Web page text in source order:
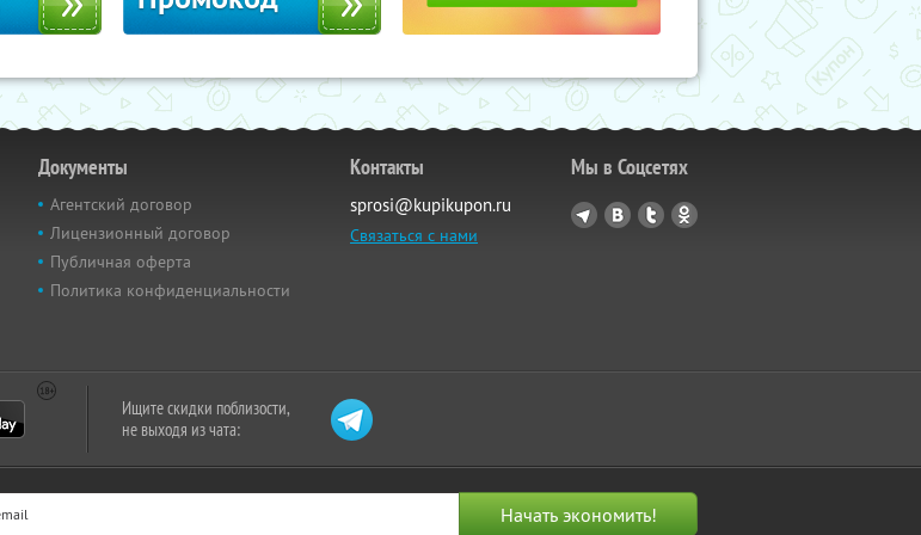
Документы
Агентский договор
Лицензионный договор
Публичная оферта
Политика конфиденциальности
Контакты
sprosi@kupikupon.ru
Связаться с нами
Мы в Соцсетях
Ищите скидки поблизости,
не выходя из чата: